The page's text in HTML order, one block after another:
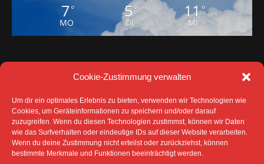
Cookie-Zustimmung verwalten
Um dir ein optimales Erlebnis zu bieten, verwenden wir Technologien wie
Cookies, um Geräteinformationen zu speichern und/oder darauf
zuzugreifen. Wenn du diesen Technologien zustimmst, können wir Daten
wie das Surfverhalten oder eindeutige IDs auf dieser Website verarbeiten.
Wenn du deine Zustimmung nicht erteilst oder zurückziehst, können
bestimmte Merkmale und Funktionen beeinträchtigt werden.
7 °
MO
5°
DI
11°
MI
IMPRESSUM